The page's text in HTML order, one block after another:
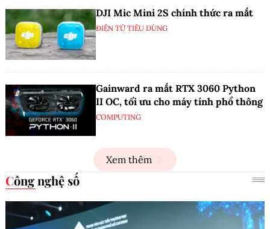
DJI Mic Mini 2S chính thức ra mắt
ĐIỆN TỬ TIÊU DÙNG
Gainward ra mắt RTX 3060 Python
II OC, tối ưu cho máy tính phổ thông
COMPUTING
Xem thêm
Công nghệ số